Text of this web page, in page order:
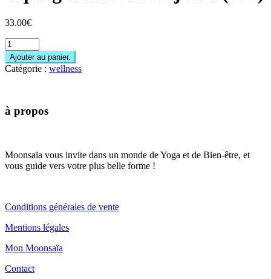
33.00€
Ajouter au panier.
Catégorie : wellness
à propos
Moonsaïa vous invite dans un monde de Yoga et de Bien-être, et
vous guide vers votre plus belle forme !
Conditions générales de vente
Mentions légales
Mon Moonsaïa
Contact